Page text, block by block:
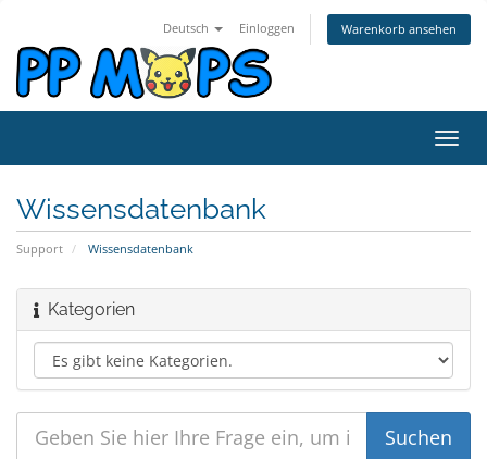
Deutsch Einloggen Warenkorb ansehen
ein-/
Wissensdatenbank
Support Wissensdatenbank
Kategorien